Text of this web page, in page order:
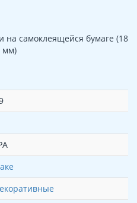
на самоклеящейся бумаге (18
мм)